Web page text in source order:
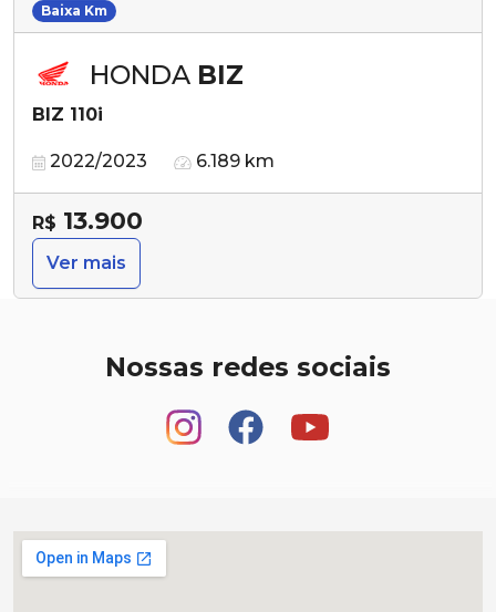
Baixa Km
HONDA BIZ
BIZ 110i
2022/2023 6.189 km
R$ 13.900
Ver mais
Nossas redes sociais